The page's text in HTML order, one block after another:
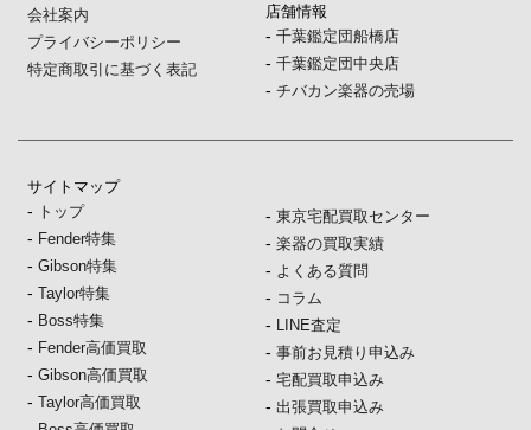
会社案内
プライバシーポリシー
特定商取引に基づく表記
店舗情報
- 千葉鑑定団船橋店
- 千葉鑑定団中央店
- チバカン楽器の売場
サイトマップ
- トップ
- Fender特集
-Gibson特集
-Taylor特集
- Boss特集
- Fender高価買取
-Gibson高価買取
-Taylor高価買取
- 東京宅配買取センター
- 楽器の買取実績
- よくある質問
- コラム
- LINE査定
- 事前お見積り申込み
- 宅配買取申込み
- 出張買取申込み